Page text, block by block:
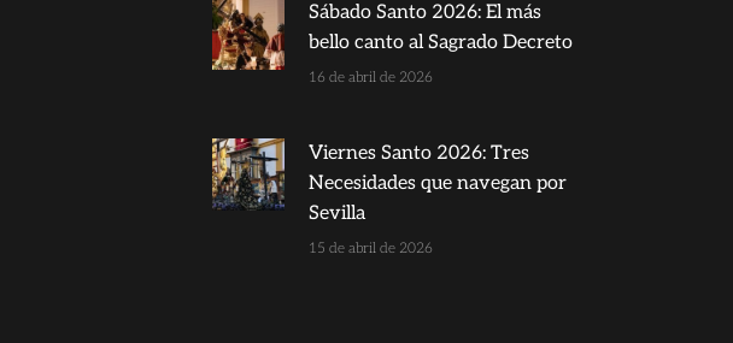
Sábado Santo 2026: El más
bello canto al Sagrado Decreto
16 de abril de 2026
Viernes Santo 2026: Tres
Necesidades que navegan por
Sevilla
15 de abril de 2026